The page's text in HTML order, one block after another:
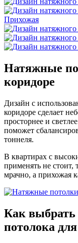
Прихожая
Натяжные
коридоре
Дизайн с
коридоре сделает
просторнее и
поможет
тоннеля.
В квартирах с
применять не стоит,
мрачно, а прихожая
Как выбрать
потолока